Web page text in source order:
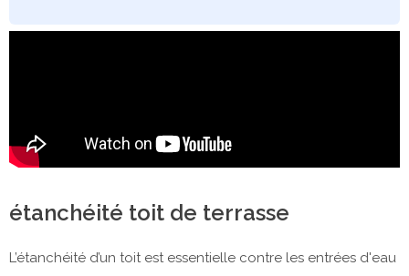
étanchéité toit de terrasse
L’étanchéité d’un toit est essentielle contre les entrées d'eau